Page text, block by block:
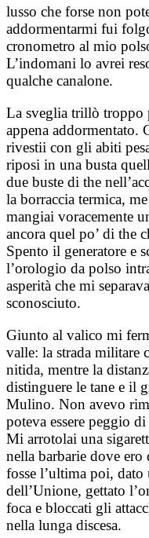
lusso che forse non
addormentarmi fui
cronometro al mio
L’indomani lo avrei
qualche canalone.
La sveglia trillò troppo
appena
rivestii con gli abiti
riposi in una busta
due buste di the
la borraccia termica,
mangiai voracemente
ancora quel po’ di the
Spento il generatore e
l’orologio da polso
asperità che mi
sconosciuto.
Giunto al valico mi
valle: la strada militare
nitida, mentre la
distinguere le tane e il
Mulino. Non avevo
poteva essere peggio
Mi arrotolai una
nella barbarie dove ero
fosse l’ultima poi,
dell’Unione, gettato
foca e bloccati gli
nella lunga discesa.